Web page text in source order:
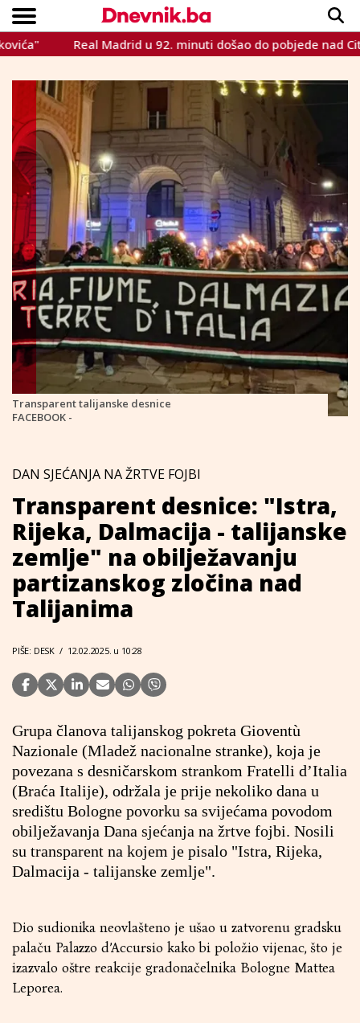
VIJESTI
SPORT
INTERVIEW
TEME
CRNA KRONIKA
LIFESTYLE
Copyright © Dnevnik.ba 2023.
Real Madrid u 92. minuti došao do pobjede nad Cityjem,
Transparent talijanske desnice
FACEBOOK -
DAN SJEĆANJA NA ŽRTVE FOJBI
Transparent desnice: "Istra,
Rijeka, Dalmacija - talijanske
zemlje" na obilježavanju
partizanskog zločina nad
Talijanima
PIŠE: DESK / 12.02.2025. u 10:28
Grupa članova talijanskog pokreta Gioventù
Nazionale (Mladež nacionalne stranke), koja je
povezana s desničarskom strankom Fratelli d’Italia
(Braća Italije), održala je prije nekoliko dana u
središtu Bologne povorku sa svijećama povodom
obilježavanja Dana sjećanja na žrtve fojbi. Nosili
su transparent na kojem je pisalo "Istra, Rijeka,
Dalmacija - talijanske zemlje".
Dio sudionika neovlašteno je ušao u zatvorenu gradsku
palaču Palazzo d’Accursio kako bi položio vijenac, što je
izazvalo oštre reakcije gradonačelnika Bologne Mattea
Leporea.